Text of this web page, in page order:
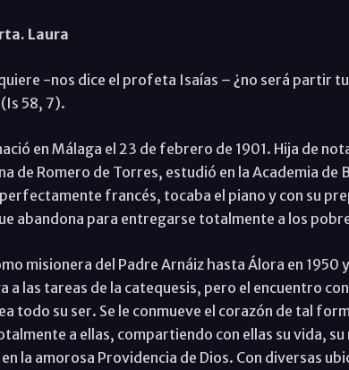
Laura
-nos dice el profeta Isaías – ¿no será partir
58, 7).
en Málaga el 23 de febrero de 1901. Hija de
de Romero de Torres, estudió en la Academia de
francés, tocaba el piano y con su
abandona para entregarse totalmente a los
misionera del Padre Arnáiz hasta Álora en 1950
a las tareas de la catequesis, pero el encuentro
todo su ser. Se le conmueve el corazón de tal
a ellas, compartiendo con ellas su vida,
la amorosa Providencia de Dios. Con diversas